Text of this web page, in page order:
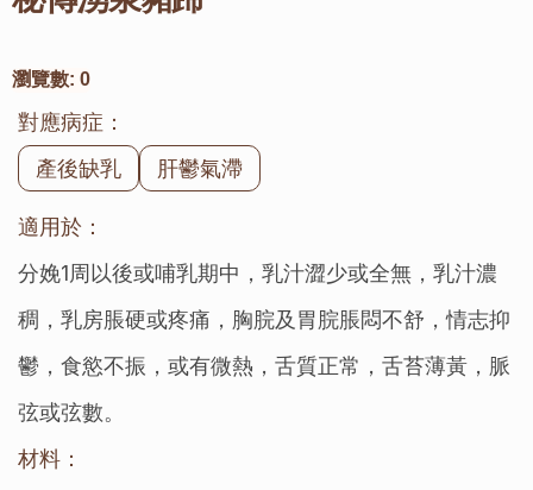
瀏覽數: 0
對應病症：
產後缺乳
肝鬱氣滯
適用於：
分娩1周以後或哺乳期中，乳汁澀少或全無，乳汁濃
稠，乳房脹硬或疼痛，胸脘及胃脘脹悶不舒，情志抑
鬱，食慾不振，或有微熱，舌質正常，舌苔薄黃，脈
弦或弦數。
材料：